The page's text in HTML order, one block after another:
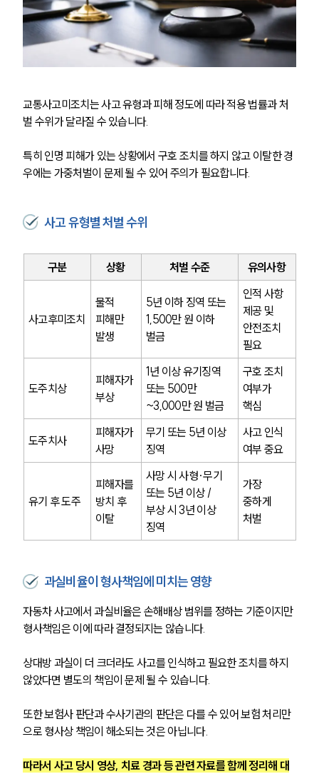
교통사고미조치는 사고 유형과 피해 정도에 따라 적용 법률과 처
벌 수위가 달라질 수 있습니다.
특히 인명 피해가 있는 상황에서 구호 조치를 하지 않고 이탈한 경
우에는 가중처벌이 문제 될 수 있어 주의가 필요합니다.
사고 유형별 처벌 수위
구분 상황 처벌 수준 유의사항
사고후미조치
물적
피해만
발생
5년 이하 징역 또는
1,500만 원 이하
벌금
인적 사항
제공 및
안전조치
필요
도주치상
피해자가
부상
1년 이상 유기징역
또는 500만
~3,000만 원 벌금
구호 조치
여부가
핵심
도주치사
피해자가
사망
무기 또는 5년 이상
징역
사고 인식
여부 중요
유기 후 도주
피해자를
방치 후
이탈
사망 시 사형·무기
또는 5년 이상 /
부상 시 3년 이상
징역
가장
중하게
처벌
과실비율이 형사책임에 미치는 영향
자동차 사고에서 과실비율은 손해배상 범위를 정하는 기준이지만
형사책임은 이에 따라 결정되지는 않습니다.
상대방 과실이 더 크더라도 사고를 인식하고 필요한 조치를 하지
않았다면 별도의 책임이 문제 될 수 있습니다.
또한 보험사 판단과 수사기관의 판단은 다를 수 있어 보험 처리만
으로 형사상 책임이 해소되는 것은 아닙니다.
따라서 사고 당시 영상, 치료 경과 등 관련 자료를 함께 정리해 대